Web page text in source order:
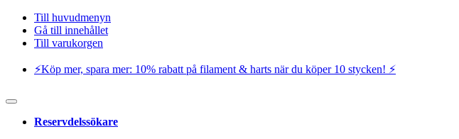
Till huvudmenyn
Gå till innehållet
Till varukorgen
⚡️Köp mer, spara mer: 10% rabatt på filament & harts när du köper 10 stycken! ⚡️
Reservdelssökare